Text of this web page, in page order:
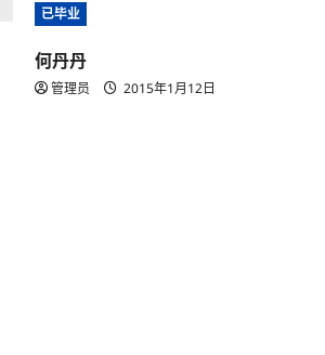
已毕业
何丹丹
管理员 2015年1月12日